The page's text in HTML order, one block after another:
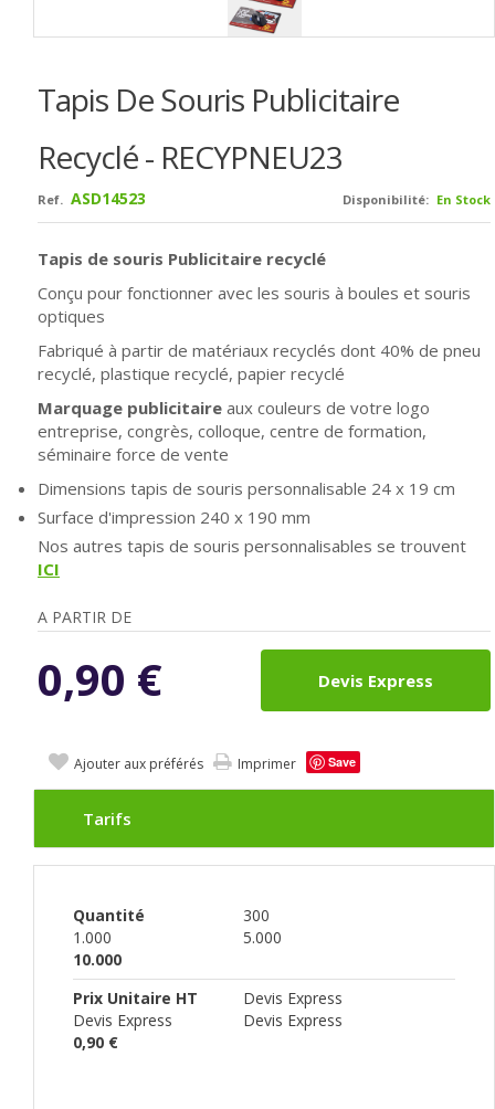
Tapis De Souris Publicitaire
Recyclé - RECYPNEU23
Disponibilité: En Stock
Ref. ASD14523
Tapis de souris Publicitaire recyclé
Conçu pour fonctionner avec les souris à boules et souris
optiques
Fabriqué à partir de matériaux recyclés dont 40% de pneu
recyclé, plastique recyclé, papier recyclé
Marquage publicitaire aux couleurs de votre logo
entreprise, congrès, colloque, centre de formation,
séminaire force de vente
Dimensions tapis de souris personnalisable 24 x 19 cm
Surface d'impression 240 x 190 mm
Nos autres tapis de souris personnalisables se trouvent
ICI
A PARTIR DE
0,90 € Devis Express
Ajouter aux préférés Imprimer Save
Tarifs
Quantité
300
1.000
5.000
10.000
Prix Unitaire HT
Devis Express
Devis Express
Devis Express
0,90 €